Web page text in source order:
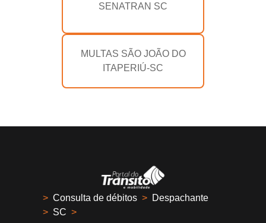
SENATRAN SC
MULTAS SÃO JOÃO DO
ITAPERIÚ-SC
> Consulta de débitos > Despachante
> SC >